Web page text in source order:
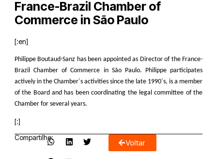
France-Brazil Chamber of
Commerce in São Paulo
[:en]
Philippe Boutaud-Sanz has been appointed as Director of the France-
Brazil Chamber of Commerce in São Paulo. Philippe participates
actively in the Chamber´s activities since the late 1990´s, is a member
of the Board and has been coordinating the legal committee of the
Chamber for several years.
[:]
Compartilhe:
Voltar